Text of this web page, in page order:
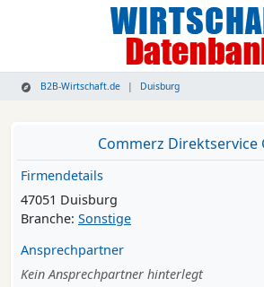
B2B-Wirtschaft.de Duisburg
Commerz Direktservice
Firmendetails
47051 Duisburg
Branche: Sonstige
Ansprechpartner
Kein Ansprechpartner hinterlegt